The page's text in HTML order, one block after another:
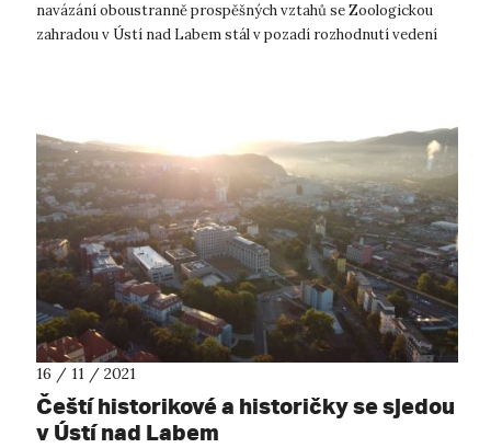
navázání oboustranně prospěšných vztahů se Zoologickou
zahradou v Ústí nad Labem stál v pozadí rozhodnutí vedení
16 / 11 / 2021
Čeští historikové a historičky se sjedou
v Ústí nad Labem